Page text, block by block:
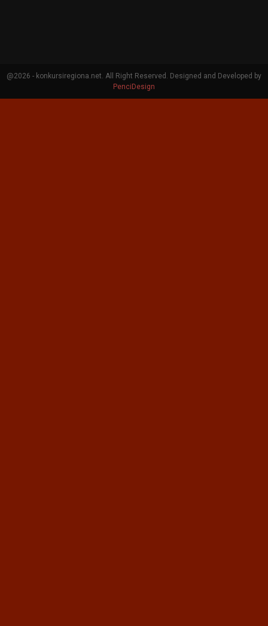
@2026 - konkursiregiona.net. All Right Reserved. Designed and Developed by
PenciDesign